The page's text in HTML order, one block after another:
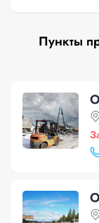
Пункты